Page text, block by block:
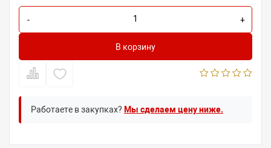
- +
В корзину
Работаете в закупках? Мы сделаем цену ниже.